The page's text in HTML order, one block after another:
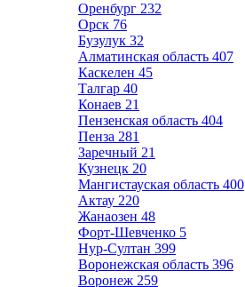
Оренбург 232
Орск 76
Бузулук 32
Алматинская область 407
Каскелен 45
Талгар 40
Конаев 21
Пензенская область 404
Пенза 281
Заречный 21
Кузнецк 20
Мангистауская область 400
Актау 220
Жанаозен 48
Форт-Шевченко 5
Нур-Султан 399
Воронежская область 396
Воронеж 259